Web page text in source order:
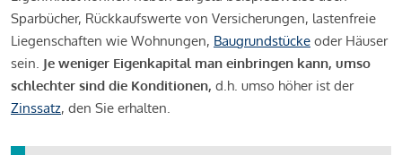
Sparbücher, Rückkaufswerte von Versicherungen, lastenfreie
Liegenschaften wie Wohnungen, Baugrundstücke oder Häuser
sein. Je weniger Eigenkapital man einbringen kann, umso
schlechter sind die Konditionen, d.h. umso höher ist der
Zinssatz, den Sie erhalten.